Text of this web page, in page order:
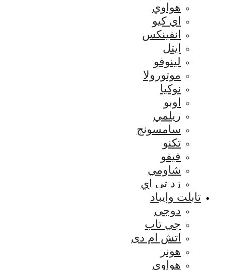
هواوي
اي كيو
انفينكس
ايتل
لينوفو
موتورولا
نوكيا
اوبو
ريلمي
سامسونج
تكنو
فيفو
شاومي
زد تي إي
تابلت وايباد
دوجى
جي تاب
اتش ام دى
هونر
هواوي